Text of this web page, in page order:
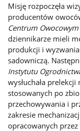
Misję rozpoczęła
producentów
Centrum Owocowym
dziennikarze mieli
produkcji i
sadowniczą.
Instytutu
wysłuchała
stosowanych po
przechowywania i
zakresie
opracowanych